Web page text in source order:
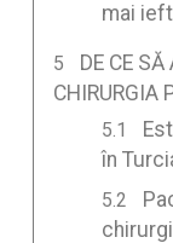
mai
DE CE
CHIRURGIA
în